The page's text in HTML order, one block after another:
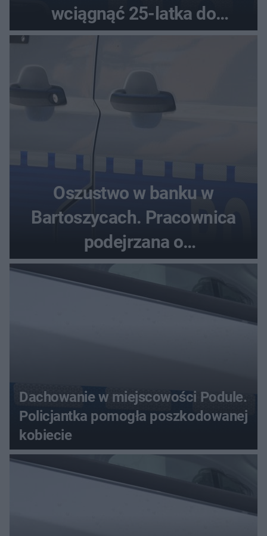
wciągnąć 25-latka do
samochodu
Oszustwo w banku w
Bartoszycach. Pracownica
podejrzana o
przywłaszczenie 470 000 zł
Dachowanie w miejscowości Podule.
Policjantka pomogła poszkodowanej
kobiecie